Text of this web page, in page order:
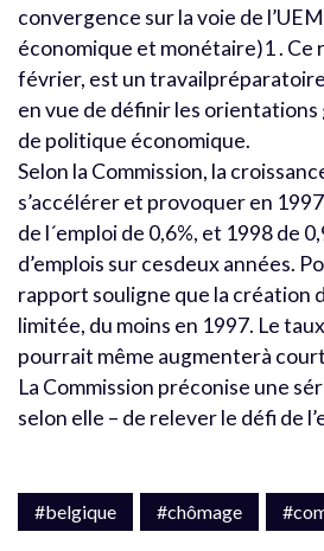
convergence sur la voie de
économique et monétaire)1 . Ce
février, est un
en vue de définir les orientations
de politique économique.
Selon la Commission, la
s’accélérer et provoquer en
de l´emploi de 0,6%, et 1998 de
d’emplois sur cesdeux années.
rapport souligne que la création
limitée, du moins en 1997. Le
pourrait même augmenterà
La Commission préconise une
selon elle – de relever le défi de
#belgique #chômage